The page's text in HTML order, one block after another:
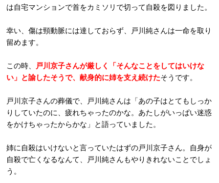
は自宅マンションで首をカミソリで切って自殺を図りました。
幸い、傷は頸動脈には達しておらず、戸川純さんは一命を取り
留めます。
この時、
戸川京子さんが厳しく「そんなことをしてはいけな
い」と諭したそうで、献身的に姉を支え続けたそうです。
戸川京子さんの葬儀で、戸川純さんは「あの子はとてもしっか
りしていたのに、疲れちゃったのかな。あたしがいっぱい迷惑
をかけちゃったからかな」と語っていました。
姉に自殺はいけないと言っていたはずの戸川京子さん。自身が
自殺で亡くなるなんて、戸川純さんもやりきれないことでしょ
う。